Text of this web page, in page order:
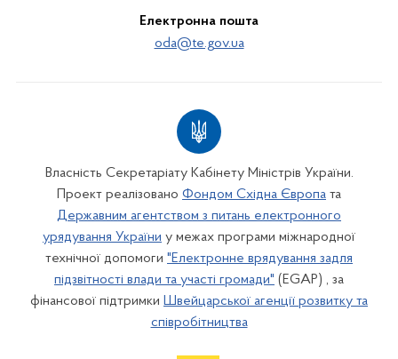
Електронна пошта
oda@te.gov.ua
Власність Секретаріату Кабінету Міністрів України.
Проект реалізовано Фондом Східна Європа та
Державним агентством з питань електронного
урядування України у межах програми міжнародної
технічної допомоги "Електронне врядування задля
підзвітності влади та участі громади" (EGAP) , за
фінансової підтримки Швейцарської агенції розвитку та
співробітництва